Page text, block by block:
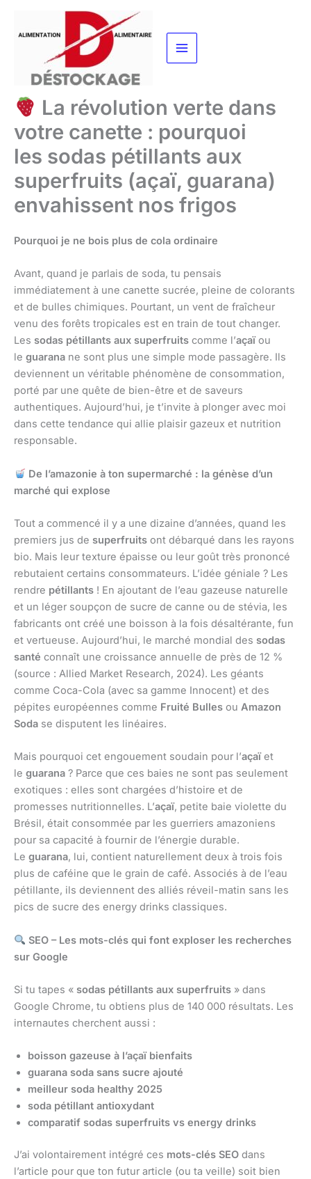
contenu
La révolution verte dans
votre canette : pourquoi
les sodas pétillants aux
superfruits (açaï, guarana)
envahissent nos frigos
Pourquoi je ne bois plus de cola ordinaire
Avant, quand je parlais de soda, tu pensais
immédiatement à une canette sucrée, pleine de colorants
et de bulles chimiques. Pourtant, un vent de fraîcheur
venu des forêts tropicales est en train de tout changer.
Les sodas pétillants aux superfruits comme l’açaïou
le guarana ne sont plus une simple mode passagère. Ils
deviennent un véritable phénomène de consommation,
porté par une quête de bien-être et de saveurs
authentiques. Aujourd’hui, je t’invite à plonger avec moi
dans cette tendance qui allie plaisir gazeux et nutrition
responsable.
De l’amazonie à ton supermarché : la génèse d’un
marché qui explose
Tout a commencé il y a une dizaine d’années, quand les
premiers jus de superfruits ont débarqué dans les rayons
bio. Mais leur texture épaisse ou leur goût très prononcé
rebutaient certains consommateurs. L’idée géniale ? Les
rendre pétillants ! En ajoutant de l’eau gazeuse naturelle
et un léger soupçon de sucre de canne ou de stévia, les
fabricants ont créé une boisson à la fois désaltérante, fun
et vertueuse. Aujourd’hui, le marché mondial des sodas
santé connaît une croissance annuelle de près de 12 %
(source : Allied Market Research, 2024). Les géants
comme Coca-Cola (avec sa gamme Innocent) et des
pépites européennes comme Fruité Bulles ou Amazon
Soda se disputent les linéaires.
Mais pourquoi cet engouement soudain pour l’açaïet
le guarana ? Parce que ces baies ne sont pas seulement
exotiques : elles sont chargées d’histoire et de
promesses nutritionnelles. L’açaï, petite baie violette du
Brésil, était consommée par les guerriers amazoniens
pour sa capacité à fournir de l’énergie durable.
Le guarana, lui, contient naturellement deux à trois fois
plus de caféine que le grain de café. Associés à de l’eau
pétillante, ils deviennent des alliés réveil-matin sans les
pics de sucre des energy drinks classiques.
SEO – Les mots-clés qui font exploser les recherches
sur Google
Si tu tapes « sodas pétillants aux superfruits » dans
Google Chrome, tu obtiens plus de 140 000 résultats. Les
internautes cherchent aussi :
boisson gazeuse à l’açaï bienfaits
guarana soda sans sucre ajouté
meilleur soda healthy 2025
soda pétillant antioxydant
comparatif sodas superfruits vs energy drinks
J’ai volontairement intégré ces mots-clés SEO dans
l’article pour que ton futur article (ou ta veille) soit bien